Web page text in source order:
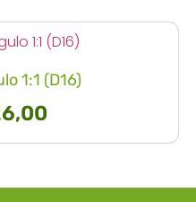
1:1 (D16)